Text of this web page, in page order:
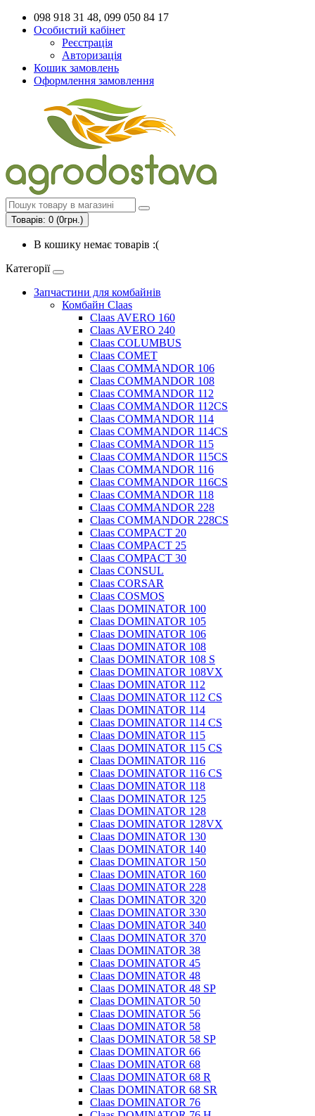
098 918 31 48, 099 050 84 17
Особистий кабінет
Реєстрація
Авторизація
Кошик замовлень
Оформлення замовлення
Товарів: 0 (0грн.)
В кошику немає товарів :(
Категорії
Запчастини для комбайнів
Комбайн Claas
Claas AVERO 160
Claas AVERO 240
Claas COLUMBUS
Claas COMET
Claas COMMANDOR 106
Claas COMMANDOR 108
Claas COMMANDOR 112
Claas COMMANDOR 112CS
Claas COMMANDOR 114
Claas COMMANDOR 114CS
Claas COMMANDOR 115
Claas COMMANDOR 115CS
Claas COMMANDOR 116
Claas COMMANDOR 116CS
Claas COMMANDOR 118
Claas COMMANDOR 228
Claas COMMANDOR 228CS
Claas COMPACT 20
Claas COMPACT 25
Claas COMPACT 30
Claas CONSUL
Claas CORSAR
Claas COSMOS
Claas DOMINATOR 100
Claas DOMINATOR 105
Claas DOMINATOR 106
Claas DOMINATOR 108
Claas DOMINATOR 108 S
Claas DOMINATOR 108VX
Claas DOMINATOR 112
Claas DOMINATOR 112 CS
Claas DOMINATOR 114
Claas DOMINATOR 114 CS
Claas DOMINATOR 115
Claas DOMINATOR 115 CS
Claas DOMINATOR 116
Claas DOMINATOR 116 CS
Claas DOMINATOR 118
Claas DOMINATOR 125
Claas DOMINATOR 128
Claas DOMINATOR 128VX
Claas DOMINATOR 130
Claas DOMINATOR 140
Claas DOMINATOR 150
Claas DOMINATOR 160
Claas DOMINATOR 228
Claas DOMINATOR 320
Claas DOMINATOR 330
Claas DOMINATOR 340
Claas DOMINATOR 370
Claas DOMINATOR 38
Claas DOMINATOR 45
Claas DOMINATOR 48
Claas DOMINATOR 48 SP
Claas DOMINATOR 50
Claas DOMINATOR 56
Claas DOMINATOR 58
Claas DOMINATOR 58 SP
Claas DOMINATOR 66
Claas DOMINATOR 68
Claas DOMINATOR 68 R
Claas DOMINATOR 68 SR
Claas DOMINATOR 76